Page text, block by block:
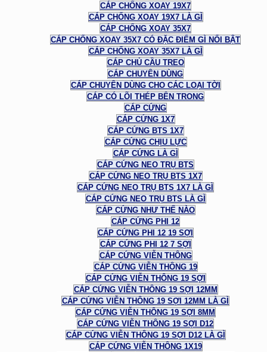
CÁP CHỐNG XOAY 19X7
CÁP CHỐNG XOAY 19X7 LÀ GÌ
CÁP CHỐNG XOAY 35X7
CÁP CHỐNG XOAY 35X7 CÓ ĐẶC ĐIỂM GÌ NỔI BẬT
CÁP CHỐNG XOAY 35X7 LÀ GÌ
CÁP CHỦ CẦU TREO
CÁP CHUYÊN DÙNG
CÁP CHUYÊN DÙNG CHO CÁC LOẠI TỜI
CÁP CÓ LÕI THÉP BÊN TRONG
CÁP CỨNG
CÁP CỨNG 1X7
CÁP CỨNG BTS 1X7
CÁP CỨNG CHỊU LỰC
CÁP CỨNG LÀ GÌ
CÁP CỨNG NEO TRỤ BTS
CÁP CỨNG NEO TRỤ BTS 1X7
CÁP CỨNG NEO TRỤ BTS 1X7 LÀ GÌ
CÁP CỨNG NEO TRỤ BTS LÀ GÌ
CÁP CỨNG NHƯ THẾ NÀO
CÁP CỨNG PHI 12
CÁP CỨNG PHI 12 19 SỢI
CÁP CỨNG PHI 12 7 SỢI
CÁP CỨNG VIỄN THÔNG
CÁP CỨNG VIỄN THÔNG 19
CÁP CỨNG VIỄN THÔNG 19 SỢI
CÁP CỨNG VIỄN THÔNG 19 SỢI 12MM
CÁP CỨNG VIỄN THÔNG 19 SỢI 12MM LÀ GÌ
CÁP CỨNG VIỄN THÔNG 19 SỢI 8MM
CÁP CỨNG VIỄN THÔNG 19 SỢI D12
CÁP CỨNG VIỄN THÔNG 19 SỢI D12 LÀ GÌ
CÁP CỨNG VIỄN THÔNG 1X19